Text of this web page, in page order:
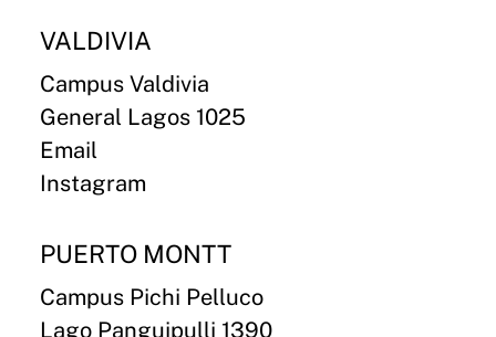
VALDIVIA
Campus Valdivia
General Lagos 1025
Email
Instagram
PUERTO MONTT
Campus Pichi Pelluco
Lago Panguipulli 1390